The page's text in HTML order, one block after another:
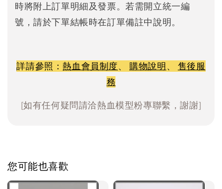
時將附上訂單明細及發票。若需開立統一編
號，請於下單結帳時在訂單備註中說明。
詳請參照：熱血會員制度、 購物說明、 售後服
務
[如有任何疑問請洽熱血模型粉專聯繫，謝謝]
您可能也喜歡